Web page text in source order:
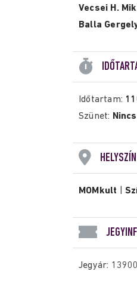
Vecsei H.
Balla
Időtartam:
Szünet: Nincs
HELYSZÍN
MOMkult |
Jegyár: